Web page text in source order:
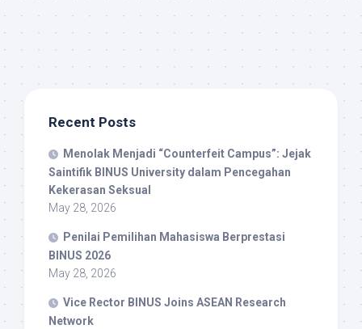
Recent Posts
Menolak Menjadi “Counterfeit Campus”: Jejak
Saintifik BINUS University dalam Pencegahan
Kekerasan Seksual
May 28, 2026
Penilai Pemilihan Mahasiswa Berprestasi
BINUS 2026
May 28, 2026
Vice Rector BINUS Joins ASEAN Research
Network